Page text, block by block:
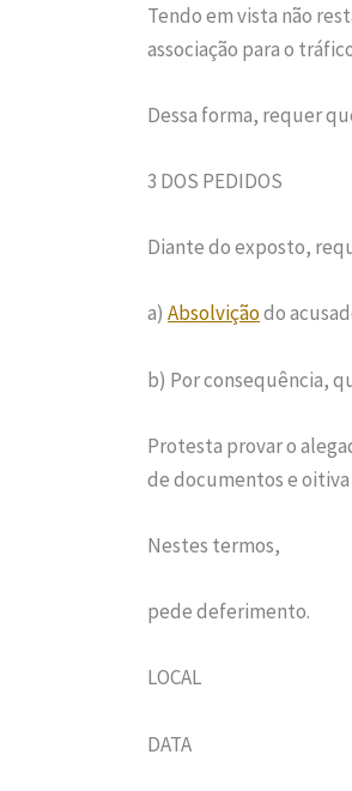
Tendo em vista não
associação para o
Dessa forma, requer
3 DOS PEDIDOS
Diante do exposto,
a) Absolviçãodo
b) Por consequência,
Protesta provar o
de documentos e
Nestes termos,
pede deferimento.
LOCAL
DATA